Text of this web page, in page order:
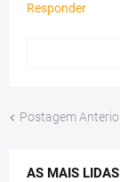
Responder
Postagem
AS MAIS